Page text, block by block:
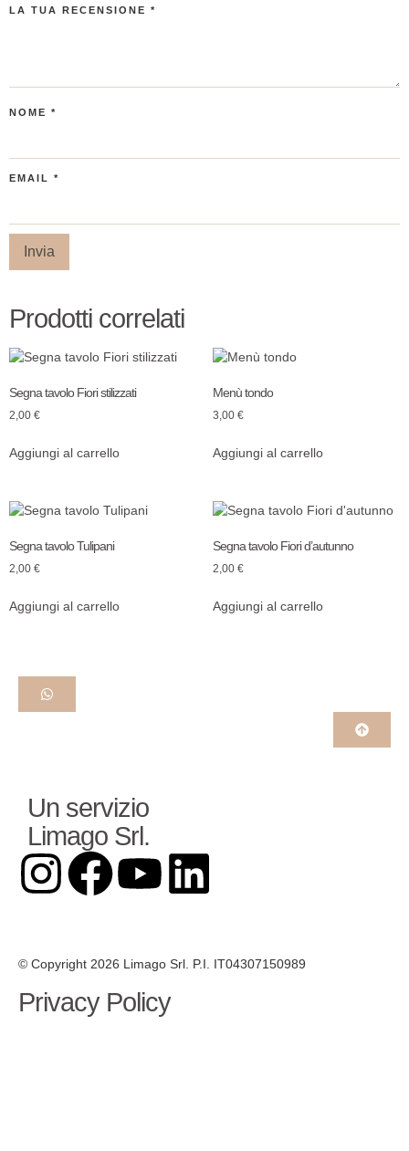
LA TUA RECENSIONE *
NOME *
EMAIL *
Prodotti correlati
Segna tavolo Fiori stilizzati
2,00 €
Aggiungi al carrello
Menù tondo
3,00 €
Aggiungi al carrello
Segna tavolo Tulipani
2,00 €
Aggiungi al carrello
Segna tavolo Fiori d’autunno
2,00 €
Aggiungi al carrello
Un servizio
Limago Srl.
© Copyright 2026 Limago Srl. P.I. IT04307150989
Privacy Policy